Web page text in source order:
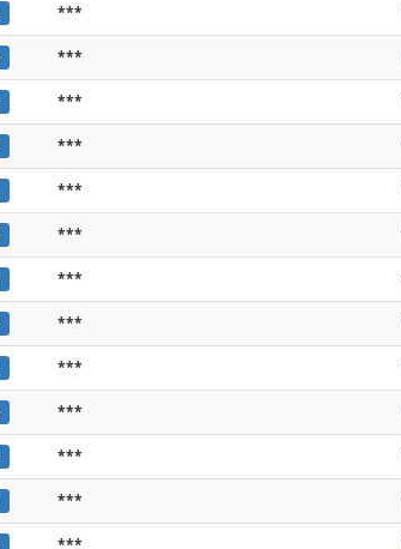
***
***
***
***
***
***
***
***
***
***
***
***
***